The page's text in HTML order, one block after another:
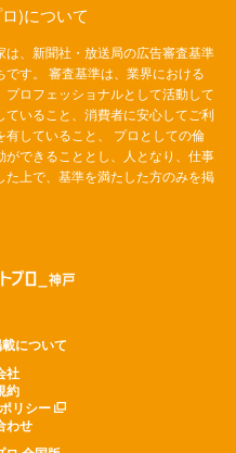
)について
、新聞社・放送局の広告審査基準
す。 審査基準は、業界における
ロフェッショナルとして活動して
いること、消費者に安心してご利
していること、 プロとしての倫
できることとし、人となり、仕事
上で、基準を満たした方のみを掲
について
社
約
リシー
わせ